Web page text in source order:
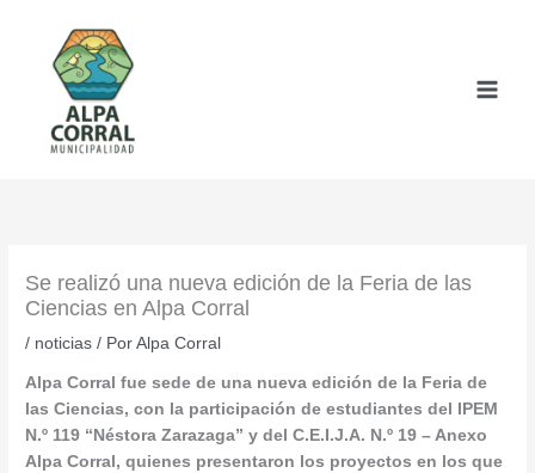
contenido
Se realizó una nueva edición de la Feria de las
Ciencias en Alpa Corral
/ noticias / PorAlpa Corral
Alpa Corral fue sede de una nueva edición de la Feria de
las Ciencias, con la participación de estudiantes del IPEM
N.º 119 “Néstora Zarazaga” y del C.E.I.J.A. N.º 19 – Anexo
Alpa Corral, quienes presentaron los proyectos en los que